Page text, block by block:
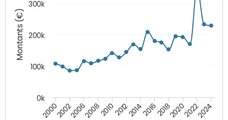
Montants (€)
200020022006200820102012201420162018202020222024
0k
100k
200k
300k